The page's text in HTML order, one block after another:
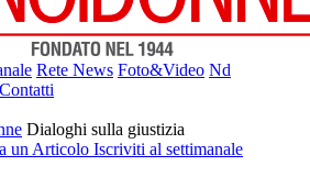
Rete News Foto&Video Nd
Contatti
Dialoghi sulla giustizia
un Articolo Iscriviti al settimanale